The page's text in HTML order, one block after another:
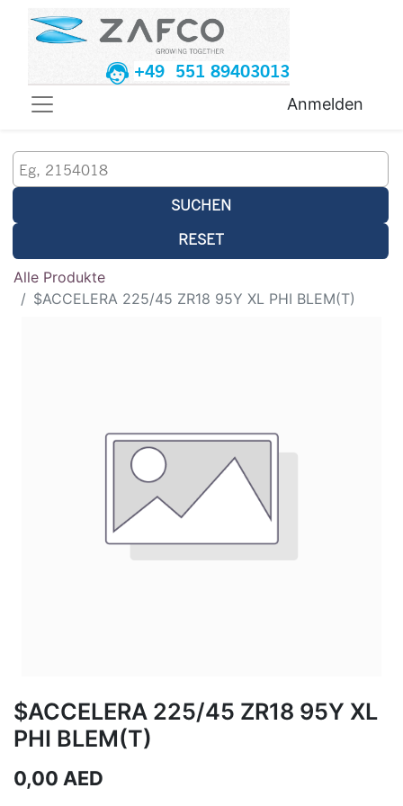
+49 551 89403013
Anmelden
SUCHEN
RESET
Alle Produkte
$ACCELERA 225/45 ZR18 95Y XL PHI BLEM(T)
$ACCELERA 225/45 ZR18 95Y XL
PHI BLEM(T)
0,00 AED